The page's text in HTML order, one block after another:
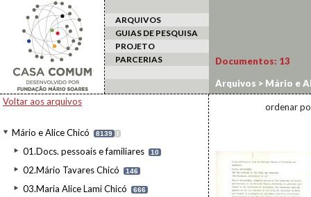
ARQUIVOS
GUIAS DE PESQUISA
PROJETO
PARCERIAS
Voltar aos arquivos
Mário e Alice Chicó 8139 I
01.Docs. pessoais e familiares 10
02.Mário Tavares Chicó 146
03.Maria Alice Lami Chicó 666
Documentos: 13
Arquivos > Mário e
ordenar